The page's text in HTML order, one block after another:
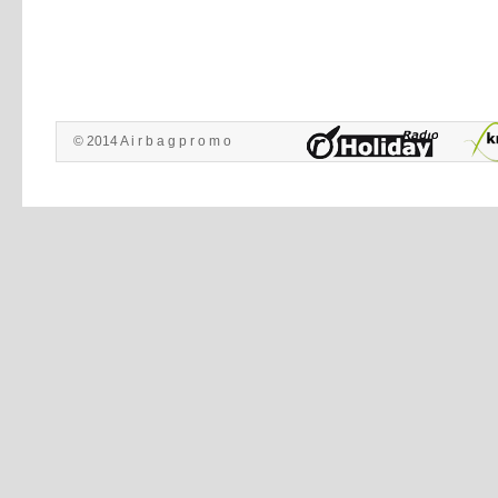
© 2014 A i r b a g p r o m o